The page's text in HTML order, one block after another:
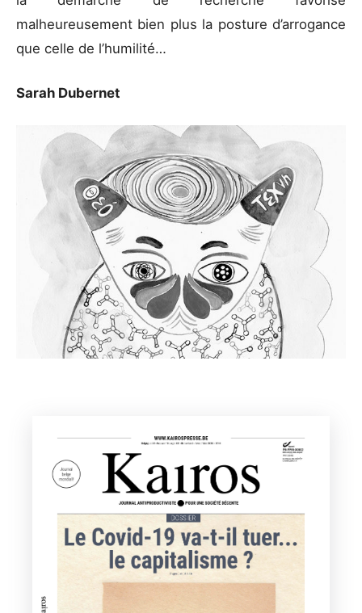
malheureusement bien plus la posture d’arrogance
que celle de l’humilité…
Sarah Dubernet